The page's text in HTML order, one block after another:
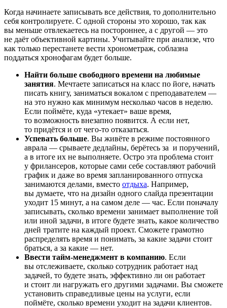
Когда начинаете записывать все действия, то дополнительно
себя контролируете. С одной стороны это хорошо, так как
вы меньше отвлекаетесь на постороннее, а с другой — это
не даёт объективной картины. Учитывайте при анализе, что
как только перестанете вести хронометраж, соблазна
поддаться хронофагам будет больше.
Найти больше свободного времени на любимые
занятия. Мечтаете записаться на класс по йоге, начать
писать книгу, заниматься вокалом с преподавателем —
на это нужно как минимум несколько часов в неделю.
Если поймёте, куда «утекает» ваше время,
то возможность внезапно появится. А если нет,
то придётся и от чего-то отказаться.
Успевать больше. Вы живёте в режиме постоянного
аврала — срываете дедлайны, берётесь за и поручений,
а в итоге их не выполняете. Остро эта проблема стоит
у фрилансеров, которые сами себе составляют рабочий
график и даже во время запланированного отпуска
занимаются делами, вместо отдыха. Например,
вы думаете, что на дизайн одного слайда презентации
уходит 15 минут, а на самом деле — час. Если поначалу
записывать, сколько времени занимает выполнение той
или иной задачи, в итоге будете знать, какое количество
дней тратите на каждый проект. Сможете грамотно
распределять время и понимать, за какие задачи стоит
браться, а за какие — нет.
Ввести тайм-менеджмент в компанию. Если
вы отслеживаете, сколько сотрудник работает над
задачей, то будете знать, эффективно ли он работает
и стоит ли нагружать его другими задачами. Вы сможете
установить справедливые цены на услуги, если
поймёте, сколько времени уходит на задачи клиентов.